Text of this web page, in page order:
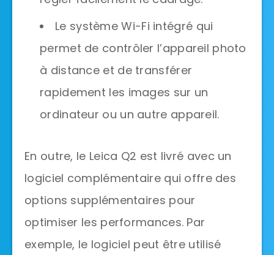
Le système Wi-Fi intégré qui
permet de contrôler l’appareil photo
à distance et de transférer
rapidement les images sur un
ordinateur ou un autre appareil.
En outre, le Leica Q2 est livré avec un
logiciel complémentaire qui offre des
options supplémentaires pour
optimiser les performances. Par
exemple, le logiciel peut être utilisé